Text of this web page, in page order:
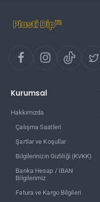
Kurumsal
Hakkımızda
Çalışma Saatleri
Şartlar ve Koşullar
Bilgilerinizin Gizliliği (KVKK)
Banka Hesap / IBAN
Bilgilerimiz
Fatura ve Kargo Bilgileri